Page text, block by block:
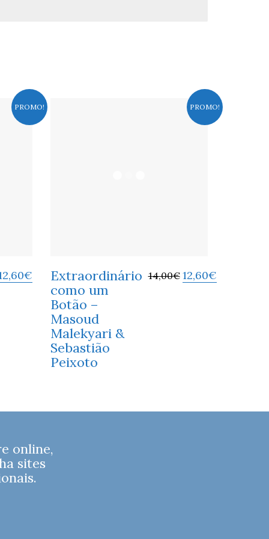
PROMO!
€
PROMO!
Extraordinário
como um
Botão –
Masoud
Malekyari &
Sebastião
Peixoto
14,00€ 12,60€
online,
sites